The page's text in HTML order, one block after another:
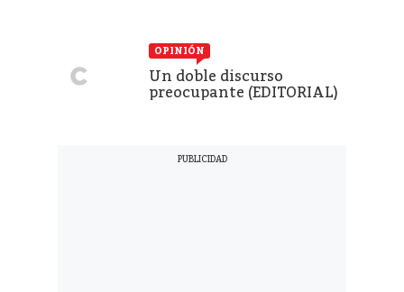
OPINIÓN
Un doble discurso
preocupante (EDITORIAL)